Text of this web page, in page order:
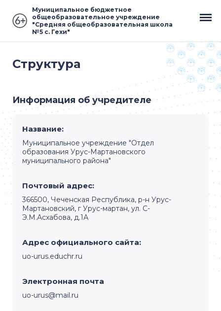
Муниципальное бюджетное
общеобразовательное учреждение
"Средняя общеобразовательная школа
№5 с. Гехи"
Структура
Информация об учредителе
Название:
Муниципальное учреждение "Отдел
образования Урус-Мартановского
муниципального района"
Почтовый адрес:
366500, Чеченская Республика, р-н Урус-
Мартановский, г Урус-мартан, ул. С-
Э.М.Асхабова, д.1А
Адрес официального сайта:
uo-urus.educhr.ru
Электронная почта
uo-urus@mail.ru